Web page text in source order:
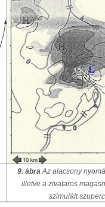
9. ábraAz alacsony
illetve a zivataros
szimulált